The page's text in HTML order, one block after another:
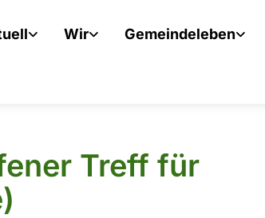
Wir Gemeindeleben
Treff für